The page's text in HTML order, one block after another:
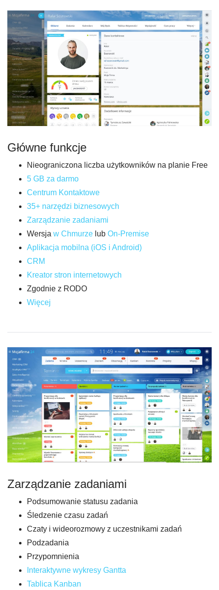
Główne funkcje
Nieograniczona liczba użytkowników na planie Free
5 GB za darmo
Centrum Kontaktowe
35+ narzędzi biznesowych
Zarządzanie zadaniami
Wersja w Chmurze lub On-Premise
Aplikacja mobilna (iOS i Android)
CRM
Kreator stron internetowych
Zgodnie z RODO
Więcej
Zarządzanie zadaniami
Podsumowanie statusu zadania
Śledzenie czasu zadań
Czaty i wideorozmowy z uczestnikami zadań
Podzadania
Przypomnienia
Interaktywne wykresy Gantta
Tablica Kanban